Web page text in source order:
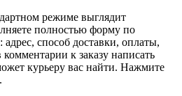
режиме выглядит
полностью форму по
способ доставки, оплаты,
к заказу написать
курьеру вас найти. Нажмите